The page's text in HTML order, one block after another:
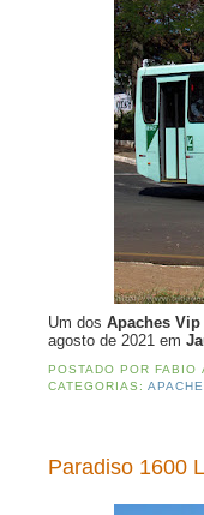
Um dos Apaches Vip
agosto de 2021 em
POSTADO PORFABIO
CATEGORIAS:
Paradiso 1600